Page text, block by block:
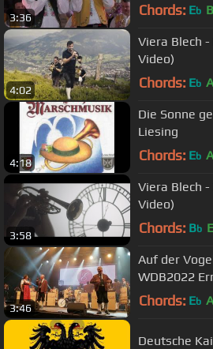
3:36 Chords: Eb B
4:02
Viera Blech
Video)
Chords: Eb A
4:18
Die Sonne
Liesing
Chords: Eb A
3:58
Viera Blech
Video)
Chords: Bb E
3:46
Auf der
WDB2022
Egerländer
Chords: Eb A
Deutsche